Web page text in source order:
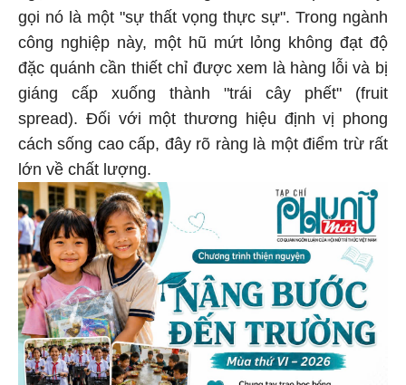
gọi nó là một "sự thất vọng thực sự". Trong ngành
công nghiệp này, một hũ mứt lỏng không đạt độ
đặc quánh cần thiết chỉ được xem là hàng lỗi và bị
giáng cấp xuống thành "trái cây phết" (fruit
spread). Đối với một thương hiệu định vị phong
cách sống cao cấp, đây rõ ràng là một điểm trừ rất
lớn về chất lượng.